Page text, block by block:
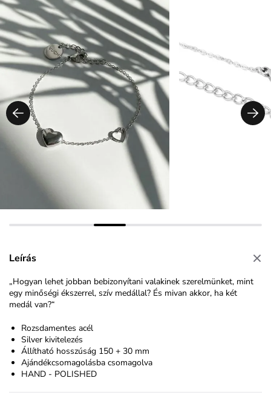
Leírás
„Hogyan lehet jobban bebizonyítani valakinek szerelmünket, mint
egy minőségi ékszerrel, szív medállal? És mivan akkor, ha két
medál van?“
Rozsdamentes acél
Silver kivitelezés
Állítható hosszúság 150 + 30 mm
Ajándékcsomagolásba csomagolva
HAND - POLISHED